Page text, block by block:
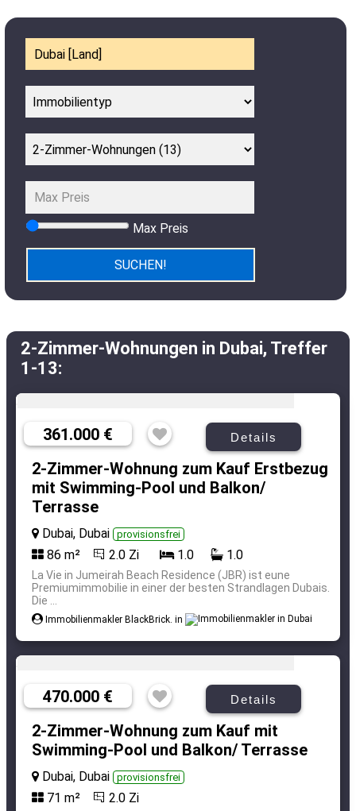
Max Preis
2-Zimmer-Wohnungen in Dubai, Treffer
1-13:
361.000 € Details
2-Zimmer-Wohnung zum Kauf Erstbezug
mit Swimming-Pool und Balkon/
Terrasse
Dubai, Dubai provisionsfrei
86 m² 2.0 Zi 1.0 1.0
La Vie in Jumeirah Beach Residence (JBR) ist eune
Premiumimmobilie in einer der besten Strandlagen Dubais.
Die ...
Immobilienmakler BlackBrick. in
470.000 € Details
2-Zimmer-Wohnung zum Kauf mit
Swimming-Pool und Balkon/ Terrasse
Dubai, Dubai provisionsfrei
71 m² 2.0 Zi